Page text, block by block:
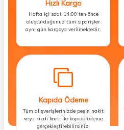
Hızlı Kargo
Hafta içi saat 14:00’ten önce
oluşturduğunuz tüm siparişler
aynı gün kargoya verilmektedir.
Kapıda Ödeme
Tüm alışverişlerinizde peşin nakit
veya kredi kartı ile kapıda ödeme
gerçekleştirebilirsiniz.